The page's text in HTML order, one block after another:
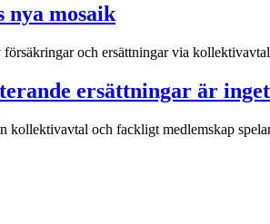
nya mosaik
försäkringar och ersättningar via
ersättningar är
kollektivavtal och fackligt medlemskap